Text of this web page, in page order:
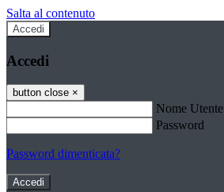
Salta al contenuto
Accedi
Accedi
button close ×
Nome Utente
Password
Password dimenticata?